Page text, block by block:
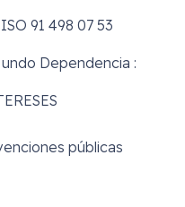
91 498 07 53
Dependencia :
públicas